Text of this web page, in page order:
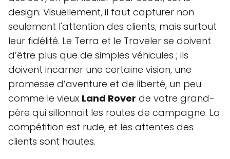
design. Visuellement, il faut capturer non
seulement l'attention des clients, mais surtout
leur fidélité. Le Terra et le Traveler se doivent
d’être plus que de simples véhicules ; ils
doivent incarner une certaine vision, une
promesse d’aventure et de liberté, un peu
comme le vieux Land Rover de votre grand-
père qui sillonnait les routes de campagne. La
compétition est rude, et les attentes des
clients sont hautes.